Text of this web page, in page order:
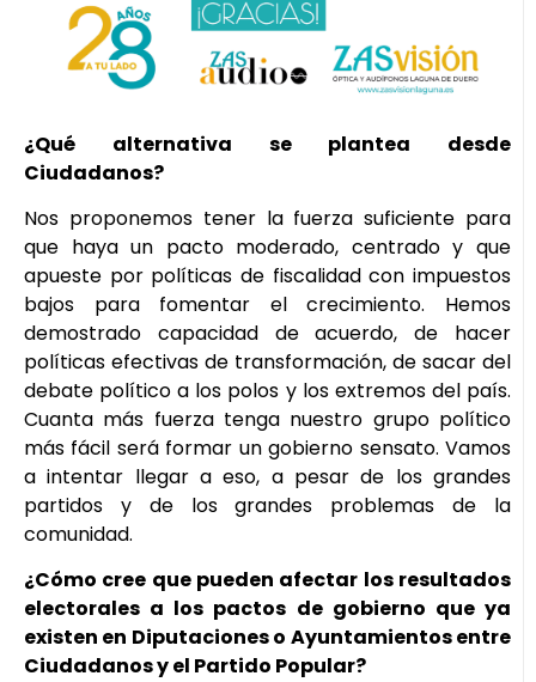
¿Qué alternativa se plantea desde
Ciudadanos?
Nos proponemos tener la fuerza suficiente para
que haya un pacto moderado, centrado y que
apueste por políticas de fiscalidad con impuestos
bajos para fomentar el crecimiento. Hemos
demostrado capacidad de acuerdo, de hacer
políticas efectivas de transformación, de sacar del
debate político a los polos y los extremos del país.
Cuanta más fuerza tenga nuestro grupo político
más fácil será formar un gobierno sensato. Vamos
a intentar llegar a eso, a pesar de los grandes
partidos y de los grandes problemas de la
comunidad.
¿Cómo cree que pueden afectar los resultados
electorales a los pactos de gobierno que ya
existen en Diputaciones o Ayuntamientos entre
Ciudadanos y el Partido Popular?